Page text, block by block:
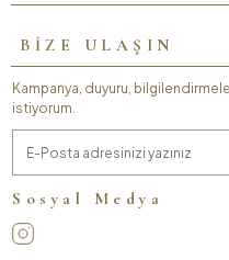
BİZE ULAŞIN
Kampanya, duyuru,
istiyorum.
Sosyal Medya